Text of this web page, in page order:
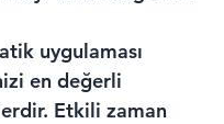
uygulaması
en değerli
Etkili zaman